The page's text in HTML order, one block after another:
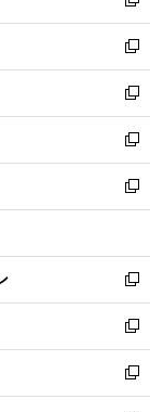
開
く
ウ
ィ
ン
ド
ウ
で
開
く
新
し
い
ウ
ィ
ン
ド
ウ
で
開
新
し
い
ウ
ィ
ン
ド
ウ
開
く
新
し
い
ウ
ィ
ン
ウ
で
開
く
新
し
い
ウ
ン
ド
ウ
で
開
く
新
し
ウ
ィ
ン
ド
ウ
で
開
新
し
い
ウ
ィ
ン
新
し
い
ウ
新
し